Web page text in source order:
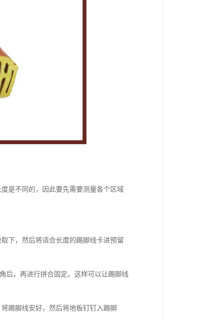
是不同的，因此要先需要测量各个区域
下，然后将适合长度的踢脚线卡进预留
后，再进行拼合固定。这样可以让踢脚线
踢脚线安好，然后将地板钉钉入踢脚